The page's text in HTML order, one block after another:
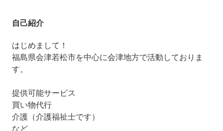
自己紹介
はじめまして！
福島県会津若松市を中心に会津地方で活動しておりま
す。
提供可能サービス
買い物代行
介護（介護福祉士です）
など